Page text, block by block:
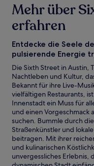
Mehr über
erfahren
Entdecke die Seele
pulsierende Energie
Die Sixth Street in Austin,
Nachtleben und Kultur,
Bekannt für ihre Live-
vielfältigen Restaurants,
Innenstadt ein Muss für
und einen Vorgeschmack
suchen. Bummle durch
Straßenkünstler und
beitragen. Mit ihrer
und kulinarischen
unvergessliches Erlebnis,